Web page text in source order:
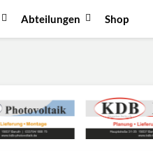
Abteilungen Shop